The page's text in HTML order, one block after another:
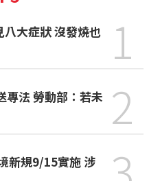
1
法 勞動部：若未 2
新規9/15實施 涉